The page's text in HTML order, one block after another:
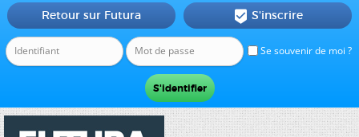
Se souvenir de moi ?
Retour sur Futura  S'inscrire